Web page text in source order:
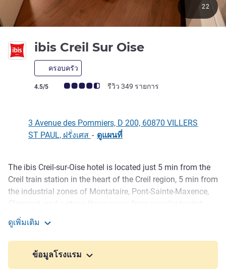
ibis Creil Sur Oise
ครอบครัว
คะแนนความคิดเห็นจากแขก (เรทติ้งบน ALL)
4.5/5 รีวิว 349 รายการ
22
3 Avenue des Pommiers, D 200, 60870 VILLERS
ST PAUL, ฝรั่งเศส - ดูแผนที่
รายละเอียด
The ibis Creil-sur-Oise hotel is located just 5 min from the
Creil train station in the heart of the Creil region, 5 min from
the industrial zones of Montataire, Pont-Sainte-Maxence,
attractions in the Picardy region Chantilly, Senlis,
Compiegne, Parc Asterix, Mer des Sables. The hotel has a
restaurant, bar and 59 soundproofed rooms with free WIFI
and flat-screen TV. Free enclosed car park with CCTV.
ดูเพิ่มเติม
ข้อมูลโรงแรม